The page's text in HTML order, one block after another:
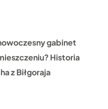
gabinet
Historia
z Biłgoraja